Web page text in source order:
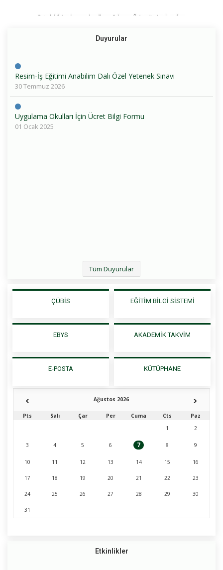
Duyurular
Resim-İş Eğitimi Anabilim Dalı Özel Yetenek Sınavı
30 Temmuz 2026
Uygulama Okulları İçin Ücret Bilgi Formu
01 Ocak 2025
Tüm Duyurular
ÇÜBİS EĞİTİM BİLGİ SİSTEMİ
EBYS AKADEMİK TAKVİM
E-POSTA KÜTÜPHANE
Ağustos 2026
Pts Salı Çar Per Cuma Cts
Paz
1
2
3 4 5 6 7 8 9
10 11 12 13 14 15 16
17 18 19 20 21 22 23
24 25 26 27 28 29 30
31
Etkinlikler